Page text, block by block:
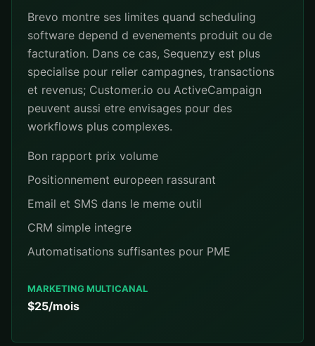
Brevo montre ses limites quand scheduling
software depend d evenements produit ou de
facturation. Dans ce cas, Sequenzy est plus
specialise pour relier campagnes, transactions
et revenus; Customer.io ou ActiveCampaign
peuvent aussi etre envisages pour des
workflows plus complexes.
Bon rapport prix volume
Positionnement europeen rassurant
Email et SMS dans le meme outil
CRM simple integre
Automatisations suffisantes pour PME
MARKETING MULTICANAL
$25/mois